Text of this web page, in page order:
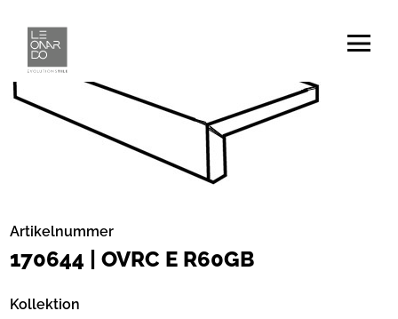
Artikelnummer
170644 | OVRC E R60GB
Kollektion